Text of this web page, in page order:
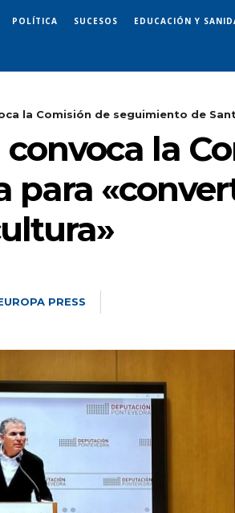
POLÍTICA SUCESOS EDUCACIÓN Y
la Comisión de seguimiento de
la
para
PRESS